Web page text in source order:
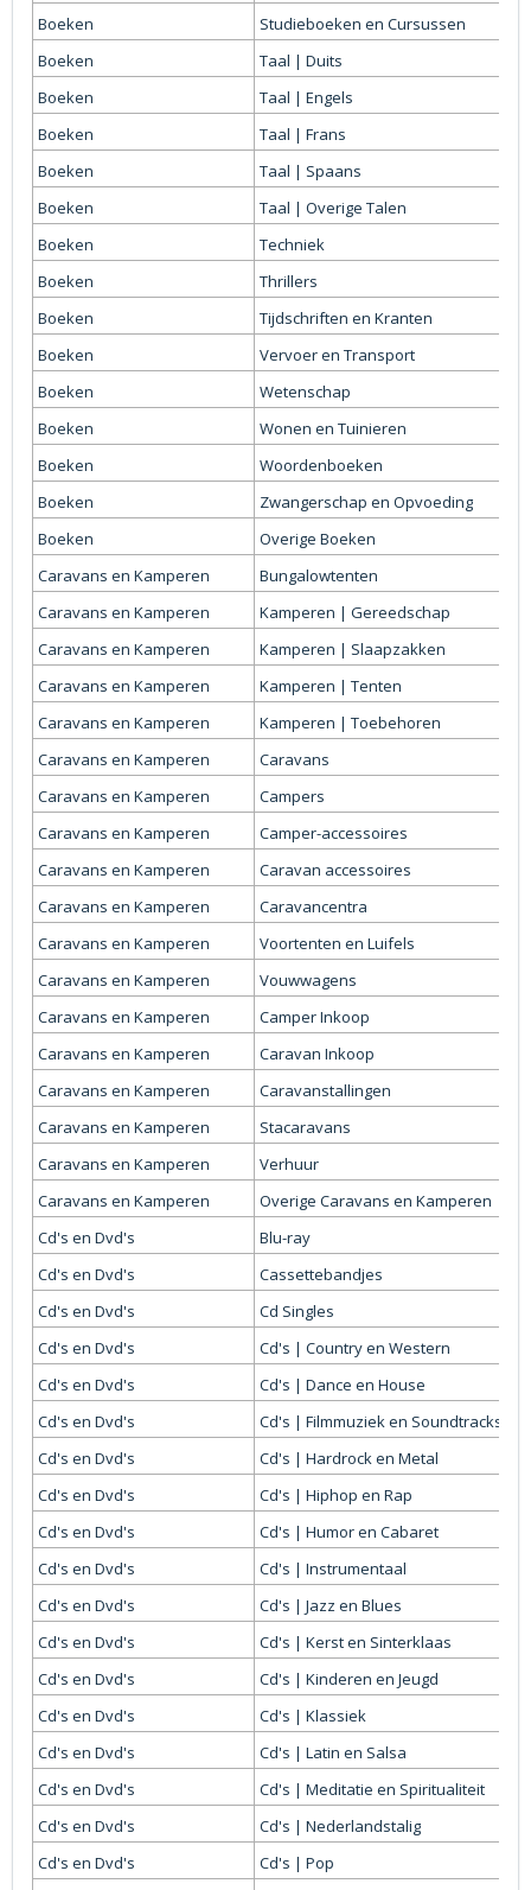
Boeken
Studieboeken en Cursussen
Boeken
Taal | Duits
Boeken
Taal | Engels
Boeken
Taal | Frans
Boeken
Taal | Spaans
Boeken
Taal | Overige Talen
Boeken
Techniek
Boeken
Thrillers
Boeken
Tijdschriften en Kranten
Boeken
Vervoer en Transport
Boeken
Wetenschap
Boeken
Wonen en Tuinieren
Boeken
Woordenboeken
Boeken
Zwangerschap en Opvoeding
Boeken
Overige Boeken
Caravans en Kamperen
Bungalowtenten
Caravans en Kamperen
Kamperen | Gereedschap
Caravans en Kamperen
Kamperen | Slaapzakken
Caravans en Kamperen
Kamperen | Tenten
Caravans en Kamperen
Kamperen | Toebehoren
Caravans en Kamperen
Caravans
Caravans en Kamperen
Campers
Caravans en Kamperen
Camper-accessoires
Caravans en Kamperen
Caravan accessoires
Caravans en Kamperen
Caravancentra
Caravans en Kamperen
Voortenten en Luifels
Caravans en Kamperen
Vouwwagens
Caravans en Kamperen
Camper Inkoop
Caravans en Kamperen
Caravan Inkoop
Caravans en Kamperen
Caravanstallingen
Caravans en Kamperen
Stacaravans
Caravans en Kamperen
Verhuur
Caravans en Kamperen
Overige Caravans en Kamperen
Cd's en Dvd's
Blu-ray
Cd's en Dvd's
Cassettebandjes
Cd's en Dvd's
Cd Singles
Cd's en Dvd's
Cd's | Country en Western
Cd's en Dvd's
Cd's | Dance en House
Cd's en Dvd's
Cd's | Filmmuziek en Soundtracks
Cd's en Dvd's
Cd's | Hardrock en Metal
Cd's en Dvd's
Cd's | Hiphop en Rap
Cd's en Dvd's
Cd's | Humor en Cabaret
Cd's en Dvd's
Cd's | Instrumentaal
Cd's en Dvd's
Cd's | Jazz en Blues
Cd's en Dvd's
Cd's | Kerst en Sinterklaas
Cd's en Dvd's
Cd's | Kinderen en Jeugd
Cd's en Dvd's
Cd's | Klassiek
Cd's en Dvd's
Cd's | Latin en Salsa
Cd's en Dvd's
Cd's | Meditatie en Spiritualiteit
Cd's en Dvd's
Cd's | Nederlandstalig
Cd's en Dvd's
Cd's | Pop